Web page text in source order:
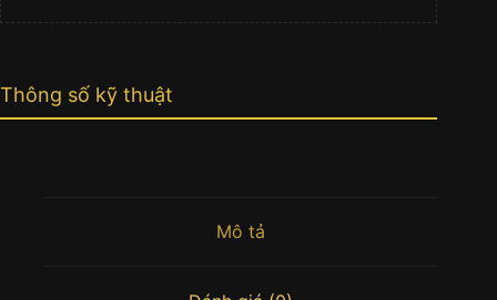
Thông số kỹ thuật
Mô tả